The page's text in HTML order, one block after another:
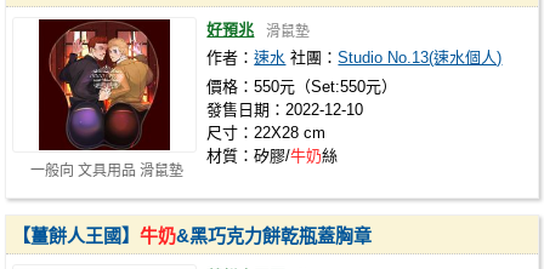
一般向 文具用品 滑鼠墊
好預兆 滑鼠墊
作者：速水 社團：Studio No.13(速水個人)
價格：550元（Set:550元）
發售日期：2022-12-10
尺寸：22X28 cm
材質：矽膠/牛奶絲
【薑餅人王國】牛奶&黑巧克力餅乾瓶蓋胸章